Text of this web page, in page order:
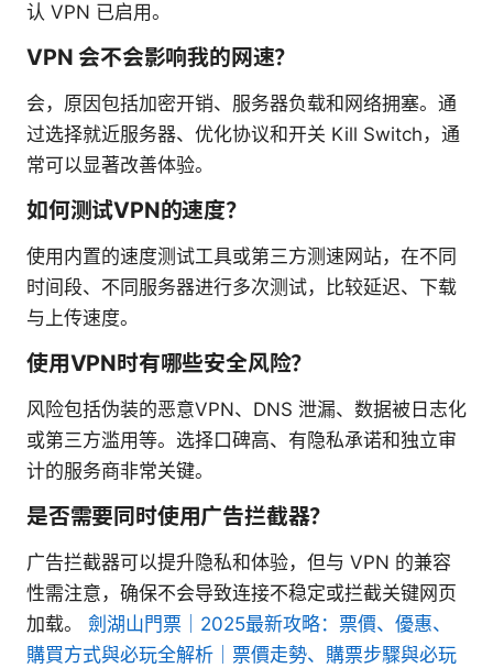
认 VPN 已启用。
VPN 会不会影响我的网速？
会，原因包括加密开销、服务器负载和网络拥塞。通
过选择就近服务器、优化协议和开关 Kill Switch，通
常可以显著改善体验。
如何测试VPN的速度？
使用内置的速度测试工具或第三方测速网站，在不同
时间段、不同服务器进行多次测试，比较延迟、下载
与上传速度。
使用VPN时有哪些安全风险？
风险包括伪装的恶意VPN、DNS 泄漏、数据被日志化
或第三方滥用等。选择口碑高、有隐私承诺和独立审
计的服务商非常关键。
是否需要同时使用广告拦截器？
广告拦截器可以提升隐私和体验，但与 VPN 的兼容
性需注意，确保不会导致连接不稳定或拦截关键网页
加载。 劍湖山門票｜2025最新攻略：票價、優惠、
購買方式與必玩全解析｜票價走勢、購票步驟與必玩